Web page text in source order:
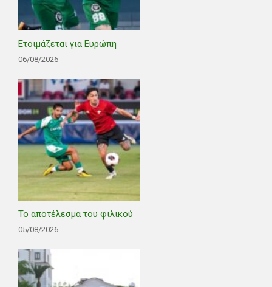
Ετοιμάζεται για Ευρώπη
06/08/2026
Το αποτέλεσμα του φιλικού
05/08/2026